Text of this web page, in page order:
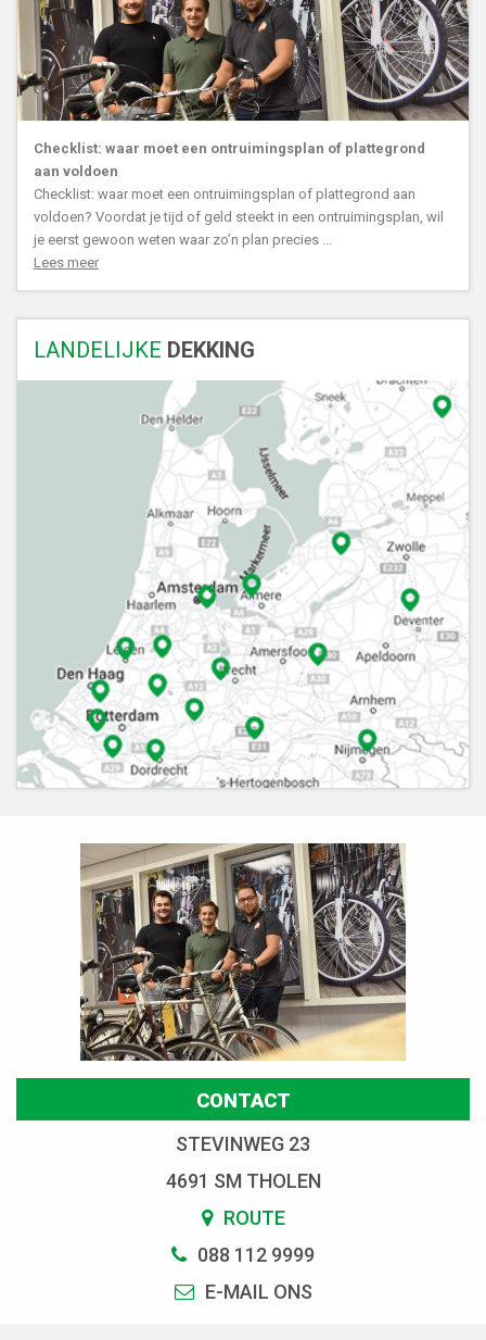
Checklist: waar moet een ontruimingsplan of plattegrond
aan voldoen
Checklist: waar moet een ontruimingsplan of plattegrond aan
voldoen? Voordat je tijd of geld steekt in een ontruimingsplan, wil
je eerst gewoon weten waar zo’n plan precies ...
Lees meer
LANDELIJKE DEKKING
CONTACT
STEVINWEG 23
4691 SM THOLEN
ROUTE
088 112 9999
E-MAIL ONS